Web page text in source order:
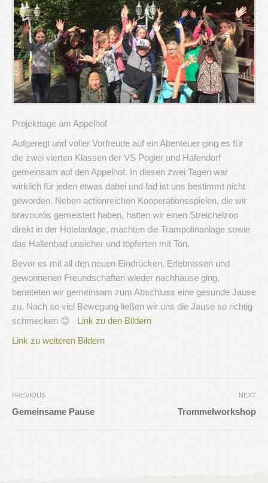
Projekttage am Appelhof
Aufgeregt und voller Vorfreude auf ein Abenteuer ging es für
die zwei vierten Klassen der VS Pogier und Hafendorf
gemeinsam auf den Appelhof. In diesen zwei Tagen war
wirklich für jeden etwas dabei und fad ist uns bestimmt nicht
geworden. Neben actionreichen Kooperationsspielen, die wir
bravourös gemeistert haben, hatten wir einen Streichelzoo
direkt in der Hotelanlage, machten die Trampolinanlage sowie
das Hallenbad unsicher und töpferten mit Ton.
Bevor es mit all den neuen Eindrücken, Erlebnissen und
gewonnenen Freundschaften wieder nachhause ging,
bereiteten wir gemeinsam zum Abschluss eine gesunde Jause
zu. Nach so viel Bewegung ließen wir uns die Jause so richtig
schmecken 😊
Link zu den Bildern
Link zu weiteren Bildern
PREVIOUS
Gemeinsame Pause
NEXT
Trommelworkshop